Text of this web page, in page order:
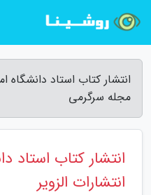
انتشار کتاب استاد دانشگاه
مجله سرگرمی
انتشار کتاب استاد
انتشارات الزویر